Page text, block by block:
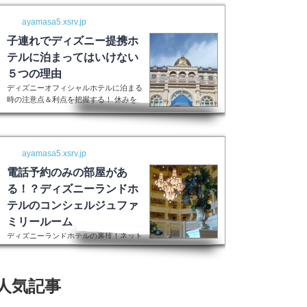
ayamasa5.xsrv.jp
子連れでディズニー提携ホ
テルに泊まってはいけない
５つの理由
ディズニーオフィシャルホテルに泊まる
時の注意点＆利点を把握する！ 休みを
取って子供を喜ばせるためにディズニー
ランドに行く！最高の家族サービスです
よね。 でも・・・小さい子供を連れて
るのは、お父さんお母さんも疲れること
間違いなし。 夜の目玉であるショーや
パレードの前に子供が寝てしまって抱っ
こしながら見るなんて残念なことも多々
起こるでしょう。 せっかくキラキラし
た夢の国を可愛い我が子に見せたかった
のに・・・。 そんな時、「ディズニー
ラ...
ayamasa5.xsrv.jp
電話予約のみの部屋があ
る！？ディズニーランドホ
テルのコンシェルジュファ
ミリールーム
ディズニーランドホテルの裏技！ネット
上には表示されない大人数用ルーム現在
の予約センターもなくなってしまったそ
うで、元コンシェルジュファミリールー
気記事